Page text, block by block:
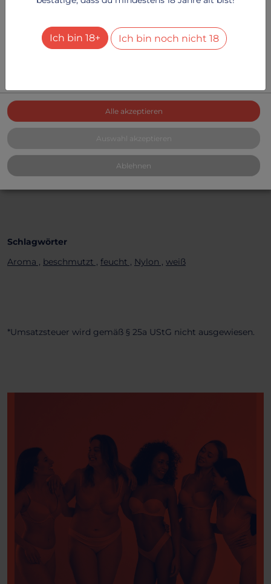
Ich bin 18+ Ich bin noch nicht 18
SOCKEN UND STRÜMPFE
Stinkige Feinsöckchen
Beim Training getragene
Feinstrümpfe
16.28 €
Schlagwörter
Aroma , beschmutzt , feucht , Nylon , weiß
*Umsatzsteuer wird gemäß § 25a UStG nicht ausgewiesen.
Alle Dienste aktivieren oder deaktivieren
Ablehnen
Auswahl akzeptieren
Alle akzeptieren